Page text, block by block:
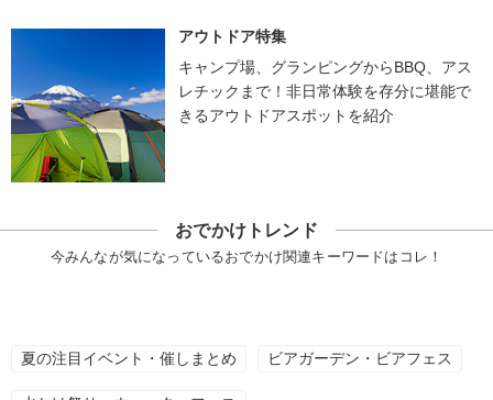
アウトドア特集
キャンプ場、グランピングからBBQ、アス
レチックまで！非日常体験を存分に堪能で
きるアウトドアスポットを紹介
おでかけトレンド
今みんなが気になっているおでかけ関連キーワードはコレ！
夏の注目イベント・催しまとめ ビアガーデン・ビアフェス